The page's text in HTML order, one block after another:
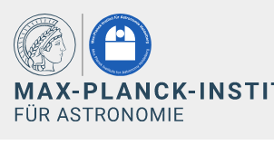
Hauptinhalt